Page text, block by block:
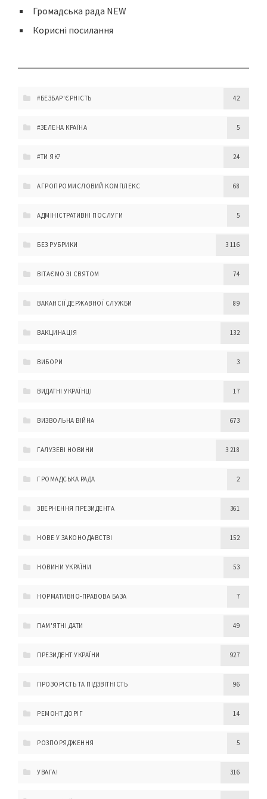
Громадська рада NEW
Корисні посилання
#БЕЗБАР'ЄРНІСТЬ 42
#ЗЕЛЕНА КРАЇНА 5
#ТИ ЯК? 24
АГРОПРОМИСЛОВИЙ КОМПЛЕКС 68
АДМІНІСТРАТИВНІ ПОСЛУГИ 5
БЕЗ РУБРИКИ 3 116
ВІТАЄМО ЗІ СВЯТОМ 74
ВАКАНСІЇ ДЕРЖАВНОЇ СЛУЖБИ 89
ВАКЦИНАЦІЯ 132
ВИБОРИ 3
ВИДАТНІ УКРАЇНЦІ 17
ВИЗВОЛЬНА ВІЙНА 673
ГАЛУЗЕВІ НОВИНИ 3 218
ГРОМАДСЬКА РАДА 2
ЗВЕРНЕННЯ ПРЕЗИДЕНТА 361
НОВЕ У ЗАКОНОДАВСТВІ 152
НОВИНИ УКРАЇНИ 53
НОРМАТИВНО-ПРАВОВА БАЗА 7
ПАМ'ЯТНІ ДАТИ 49
ПРЕЗИДЕНТ УКРАЇНИ 927
ПРОЗОРІСТЬ ТА ПІДЗВІТНІСТЬ 96
РЕМОНТ ДОРІГ 14
РОЗПОРЯДЖЕННЯ 5
УВАГА! 316